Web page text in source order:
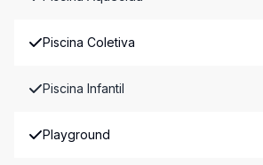
Piscina Coletiva
Piscina Infantil
Playground